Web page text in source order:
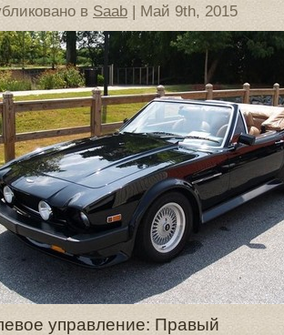
в Saab | Май 9th, 2015
управление: Правый